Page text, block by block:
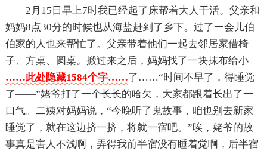
2月15日早上7时我已经起了床帮着大人干活。父亲和
妈妈8点30分的时候也从海盐赶到了乡下。过了一会儿伯
伯家的人也来帮忙了。父亲带着他们一起去邻居家借椅
子、方桌、圆桌。搬过来之后，妈妈找了一块抹布给小
……此处隐藏1584个字……了……“时间不早了，得睡觉
了——”姥爷打了一个长长的哈欠，大家都跟着长出了一
口气。二姨对妈妈说，“今晚听了鬼故事，咱也别去新家
睡觉了，就在这边挤一挤，将就一宿吧。”唉，姥爷的故
事真是害人不浅啊，弄得我前半宿没有睡着觉啊，后半宿